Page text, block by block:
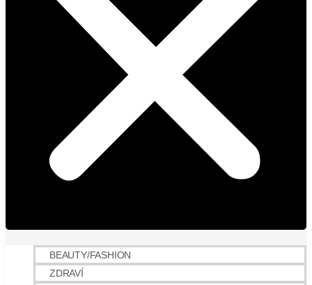
BEAUTY/FASHION
ZDRAVÍ